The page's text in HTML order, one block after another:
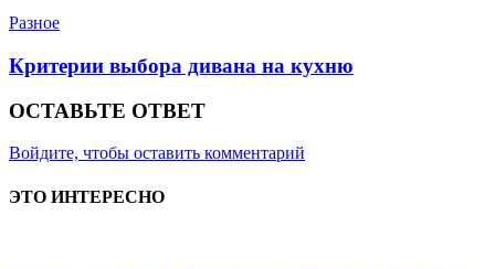
Разное
Критерии выбора дивана на кухню
ОСТАВЬТЕ ОТВЕТ
Войдите, чтобы оставить комментарий
ЭТО ИНТЕРЕСНО